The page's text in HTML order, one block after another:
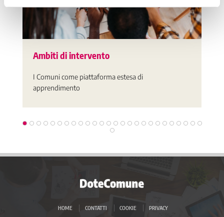
Ambiti di intervento
I Comuni come piattaforma estesa di
apprendimento
HOME CONTATTI COOKIE PRIVACY